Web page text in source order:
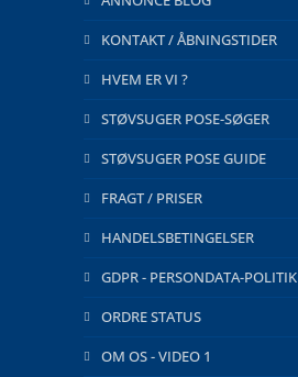
KONTAKT / ÅBNINGSTIDER
HVEM ER VI ?
STØVSUGER POSE-SØGER
STØVSUGER POSE GUIDE
FRAGT / PRISER
HANDELSBETINGELSER
GDPR - PERSONDATA-POLITIK
ORDRE STATUS
OM OS - VIDEO 1